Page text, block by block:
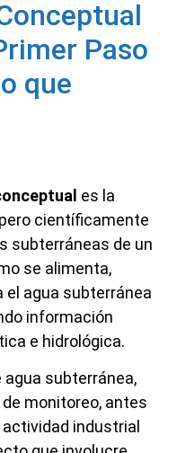
Paso
que
es la
científicamente
subterráneas de un
se alimenta,
el agua subterránea
información
e hidrológica.
subterránea,
monitoreo, antes
industrial